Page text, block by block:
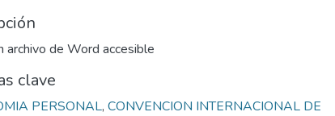
archivo de Word accesible
clave
PERSONAL, CONVENCION INTERNACIONAL DE